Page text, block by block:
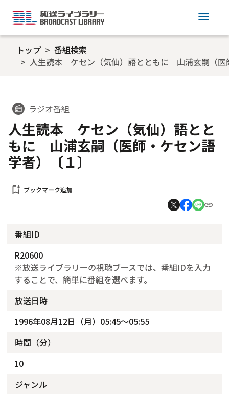
menu
トップ
番組検索
人生読本 ケセン（気仙）語とともに 山浦玄嗣（医
radio ラジオ番組
人生読本 ケセン（気仙）語とと
もに 山浦玄嗣（医師・ケセン語
学者）〔１〕
bookmark_add ブックマーク追加
番組ID
R20600
※放送ライブラリーの視聴ブースでは、番組IDを入力
することで、簡単に番組を選べます。
放送日時
1996年08月12日（月）05:45～05:55
時間（分）
10
ジャンル